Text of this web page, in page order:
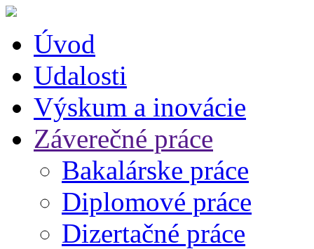
Úvod
Udalosti
Výskum a inovácie
Záverečné práce
Bakalárske práce
Diplomové práce
Dizertačné práce